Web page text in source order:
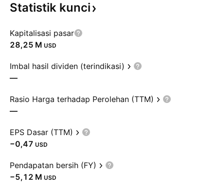
Statistik kunci
Kapitalisasi pasar
‪28,25 M‬ USD
Imbal hasil dividen (terindikasi)
—
Rasio Harga terhadap Perolehan (TTM)
—
EPS Dasar (TTM)
−0,47 USD
Pendapatan bersih (FY)
‪−5,12 M‬ USD